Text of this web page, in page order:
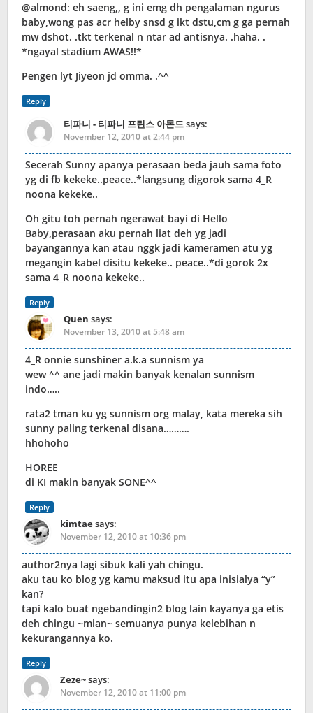
@almond: eh saeng,, g ini emg dh pengalaman ngurus
baby,wong pas acr helby snsd g ikt dstu,cm g ga pernah
mw dshot. .tkt terkenal n ntar ad antisnya. .haha. .
*ngayal stadium AWAS!!*
Pengen lyt Jiyeon jd omma. .^^
Reply
티파니 - 티파니 프린스 아몬드says:
November 12, 2010 at 2:44 pm
Secerah Sunny apanya perasaan beda jauh sama foto
yg di fb kekeke..peace..*langsung digorok sama 4_R
noona kekeke..
Oh gitu toh pernah ngerawat bayi di Hello
Baby,perasaan aku pernah liat deh yg jadi
bayangannya kan atau nggk jadi kameramen atu yg
megangin kabel disitu kekeke.. peace..*di gorok 2x
sama 4_R noona kekeke..
Reply
Quen says:
November 13, 2010 at 5:48 am
4_R onnie sunshiner a.k.a sunnism ya
wew ^^ ane jadi makin banyak kenalan sunnism
indo…..
rata2 tman ku yg sunnism org malay, kata mereka sih
sunny paling terkenal disana……….
hhohoho
HOREE
di KI makin banyak SONE^^
Reply
kimtaesays:
November 12, 2010 at 10:36 pm
author2nya lagi sibuk kali yah chingu.
aku tau ko blog yg kamu maksud itu apa inisialya “y”
kan?
tapi kalo buat ngebandingin2 blog lain kayanya ga etis
deh chingu ~mian~ semuanya punya kelebihan n
kekurangannya ko.
Reply
Zeze~says:
November 12, 2010 at 11:00 pm